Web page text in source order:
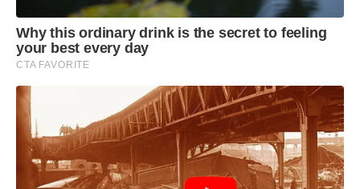
Why this ordinary drink is the secret to feeling
your best every day
CTA FAVORITE